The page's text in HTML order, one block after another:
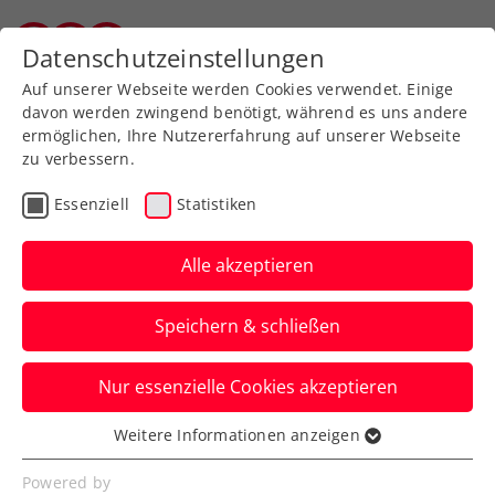
Zurück zur Newsübersicht
Turniere
Sparkasse Salzburg
Open: Misolic, Neumayer
und Ofner im Viertelfinale
Jurij Rodionov verliert als Einziger des
ÖTV-Quartetts im Achtelfinale des ATP-
Challengers.
Verfasst von: Manuel Wachta, 14.07.2023
Datenschutzeinstellungen
Auf unserer Webseite werden Cookies verwendet. Einige
davon werden zwingend benötigt, während es uns andere
ermöglichen, Ihre Nutzererfahrung auf unserer Webseite
zu verbessern.
Essenziell Statistiken
Alle akzeptieren
Speichern & schließen
Nur essenzielle Cookies akzeptieren
Essenziell
Essenzielle Cookies werden für grundlegende
Weitere Informationen anzeigen
Powered by